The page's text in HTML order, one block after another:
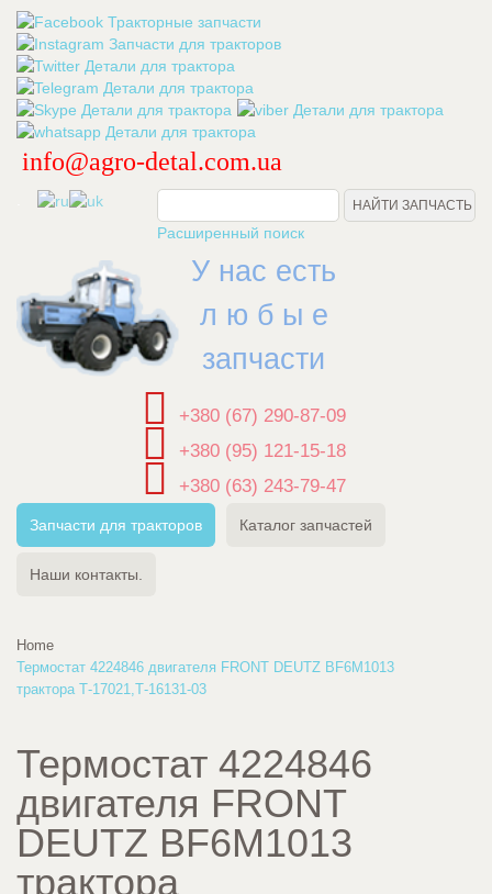
info@agro-detal.com.ua
Расширенный поиск
У нас есть
л ю б ы е
запчасти
+380 (67) 290-87-09
+380 (95) 121-15-18
+380 (63) 243-79-47
Запчасти для тракторов Каталог запчастей
Наши контакты.
Home
Термостат 4224846 двигателя FRONT DEUTZ BF6M1013
трактора Т-17021,Т-16131-03
Термостат 4224846
двигателя FRONT
DEUTZ BF6M1013
трактора